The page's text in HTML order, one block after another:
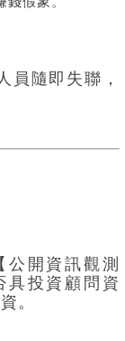
員隨即失聯，
開資訊觀測
具投資顧問資
。